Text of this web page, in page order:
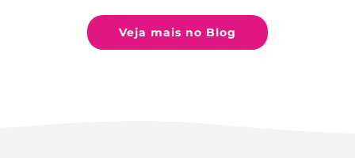
Veja mais no Blog